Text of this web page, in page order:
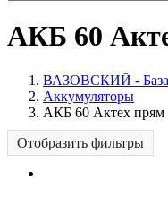
АКБ 60
ВАЗОВСКИЙ - База-
Аккумуляторы
АКБ 60 Актех прям
Отобразить фильтры